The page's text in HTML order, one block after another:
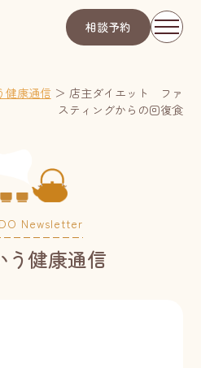
相談予約
健康通信 ＞ 店主ダイエット ファ
スティングからの回復食
Newsletter
う健康通信